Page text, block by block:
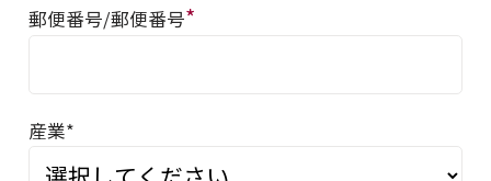
郵便番号/郵便番号*
産業*